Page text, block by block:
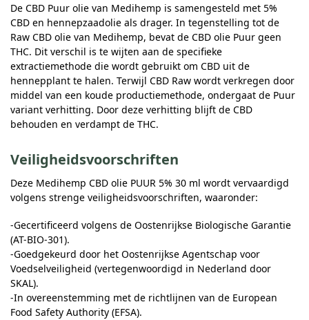
De CBD Puur olie van Medihemp is samengesteld met 5%
CBD en hennepzaadolie als drager. In tegenstelling tot de
Raw CBD olie van Medihemp, bevat de CBD olie Puur geen
THC. Dit verschil is te wijten aan de specifieke
extractiemethode die wordt gebruikt om CBD uit de
hennepplant te halen. Terwijl CBD Raw wordt verkregen door
middel van een koude productiemethode, ondergaat de Puur
variant verhitting. Door deze verhitting blijft de CBD
behouden en verdampt de THC.
Veiligheidsvoorschriften
Deze Medihemp CBD olie PUUR 5% 30 ml wordt vervaardigd
volgens strenge veiligheidsvoorschriften, waaronder:
-Gecertificeerd volgens de Oostenrijkse Biologische Garantie
(AT-BIO-301).
-Goedgekeurd door het Oostenrijkse Agentschap voor
Voedselveiligheid (vertegenwoordigd in Nederland door
SKAL).
-In overeenstemming met de richtlijnen van de European
Food Safety Authority (EFSA).